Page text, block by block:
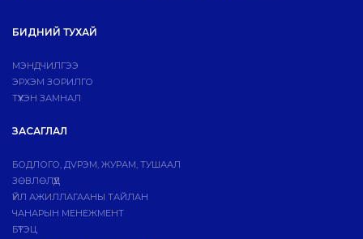
БИДНИЙ ТУХАЙ
МЭНДЧИЛГЭЭ
ЭРХЭМ ЗОРИЛГО
ТҮҮХЭН ЗАМНАЛ
ЗАСАГЛАЛ
БОДЛОГО, ДVРЭМ, ЖУРАМ, ТУШААЛ
ЗӨВЛӨЛҮҮД
ҮЙЛ АЖИЛЛАГААНЫ ТАЙЛАН
ЧАНАРЫН МЕНЕЖМЕНТ
БҮТЭЦ